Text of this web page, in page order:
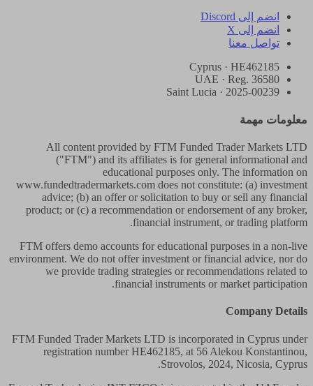
انضم إلى Discord
انضم إلى X
تواصل معنا
Cyprus · HE462185
UAE · Reg. 36580
Saint Lucia · 2025-00239
معلومات مهمة
All content provided by FTM Funded Trader Markets LTD
("FTM") and its affiliates is for general informational and
educational purposes only. The information on
www.fundedtradermarkets.com does not constitute: (a) investment
advice; (b) an offer or solicitation to buy or sell any financial
product; or (c) a recommendation or endorsement of any broker,
financial instrument, or trading platform.
FTM offers demo accounts for educational purposes in a non-live
environment. We do not offer investment or financial advice, nor do
we provide trading strategies or recommendations related to
financial instruments or market participation.
Company Details
FTM Funded Trader Markets LTD is incorporated in Cyprus under
registration number HE462185, at 56 Alekou Konstantinou,
Strovolos, 2024, Nicosia, Cyprus.